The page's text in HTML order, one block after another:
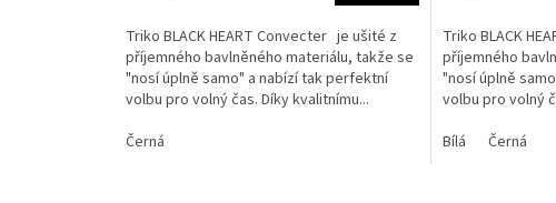
Triko BLACK HEART Convecter je ušité z
příjemného bavlněného materiálu, takže se
"nosí úplně samo" a nabízí tak perfektní
volbu pro volný čas. Díky kvalitnímu...
Černá
Triko BLACK
příjemného
"nosí úplně
volbu pro volný
Bílá
Černá